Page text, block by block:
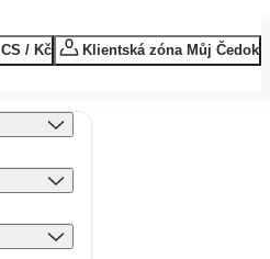
CS / Kč Klientská zóna Můj Čedok